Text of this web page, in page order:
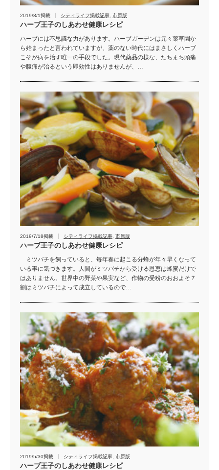
2019/8/1掲載 シティライフ掲載記事 市原版
ハーブ王子のしあわせ健康レシピ
ハーブには不思議な力があります。ハーブガーデンは元々薬草園か
ら始まったと言われていますが、薬のない時代にはまさしくハーブ
こそが病を治す唯一の手段でした。現代薬品の様な、たちまち頭痛
や腹痛が治るという即効性はありませんが、…
2019/7/18掲載 シティライフ掲載記事 市原版
ハーブ王子のしあわせ健康レシピ
ミツバチを飼っていると、毎年春に起こる分蜂が年々早くなって
いる事に気づきます。人間がミツバチから受ける恩恵は蜂蜜だけで
はありません。世界中の野菜や果実など、作物の受粉のおおよそ７
割はミツバチによって成立しているので…
2019/5/30掲載 シティライフ掲載記事 市原版
ハーブ王子のしあわせ健康レシピ